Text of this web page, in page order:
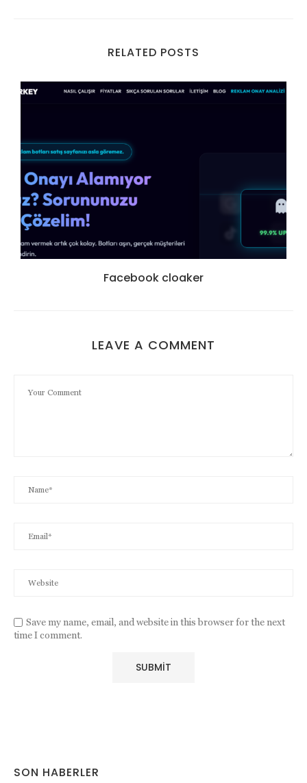
RELATED POSTS
Facebook cloaker
LEAVE A COMMENT
Save my name, email, and website in this browser for the next
time I comment.
SON HABERLER